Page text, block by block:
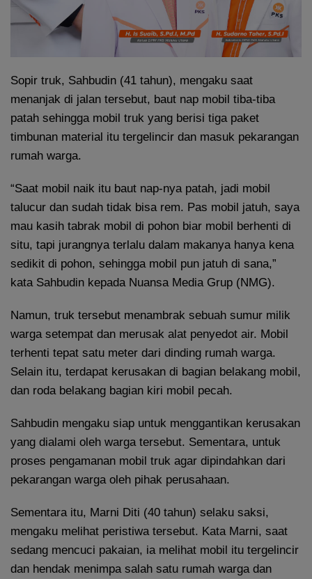
Sopir truk, Sahbudin (41 tahun), mengaku saat
menanjak di jalan tersebut, baut nap mobil tiba-tiba
patah sehingga mobil truk yang berisi tiga paket
timbunan material itu tergelincir dan masuk pekarangan
rumah warga.
“Saat mobil naik itu baut nap-nya patah, jadi mobil
talucur dan sudah tidak bisa rem. Pas mobil jatuh, saya
mau kasih tabrak mobil di pohon biar mobil berhenti di
situ, tapi jurangnya terlalu dalam makanya hanya kena
sedikit di pohon, sehingga mobil pun jatuh di sana,”
kata Sahbudin kepada Nuansa Media Grup (NMG).
Namun, truk tersebut menambrak sebuah sumur milik
warga setempat dan merusak alat penyedot air. Mobil
terhenti tepat satu meter dari dinding rumah warga.
Selain itu, terdapat kerusakan di bagian belakang mobil,
dan roda belakang bagian kiri mobil pecah.
Sahbudin mengaku siap untuk menggantikan kerusakan
yang dialami oleh warga tersebut. Sementara, untuk
proses pengamanan mobil truk agar dipindahkan dari
pekarangan warga oleh pihak perusahaan.
Sementara itu, Marni Diti (40 tahun) selaku saksi,
mengaku melihat peristiwa tersebut. Kata Marni, saat
sedang mencuci pakaian, ia melihat mobil itu tergelincir
dan hendak menimpa salah satu rumah warga dan